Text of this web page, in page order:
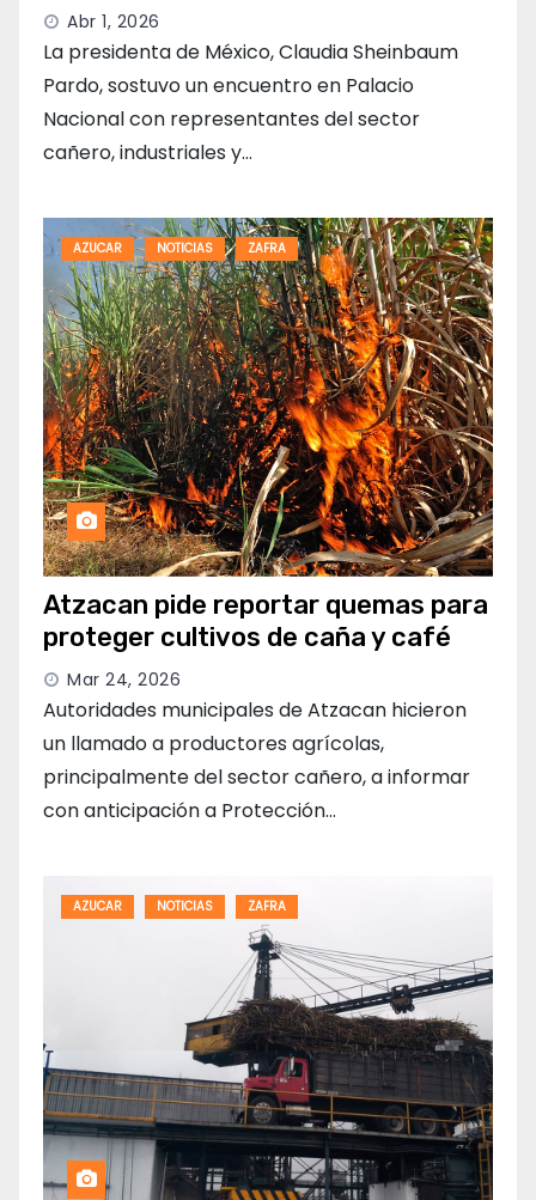
Abr 1, 2026
La presidenta de México, Claudia Sheinbaum
Pardo, sostuvo un encuentro en Palacio
Nacional con representantes del sector
cañero, industriales y…
AZUCAR NOTICIAS ZAFRA
Atzacan pide reportar quemas para
proteger cultivos de caña y café
Mar 24, 2026
Autoridades municipales de Atzacan hicieron
un llamado a productores agrícolas,
principalmente del sector cañero, a informar
con anticipación a Protección…
AZUCAR NOTICIAS ZAFRA